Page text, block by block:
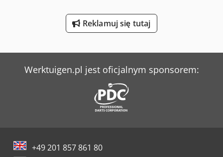
Reklamuj się tutaj
Werktuigen.pl jest oficjalnym sponsorem:
+49 201 857 861 80